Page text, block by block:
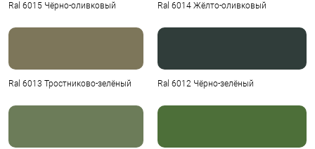
Ral 6015 Чёрно-оливковый Ral 6014 Жёлто-оливковый
Ral 6013 Тростниково-зелёный Ral 6012 Чёрно-зелёный